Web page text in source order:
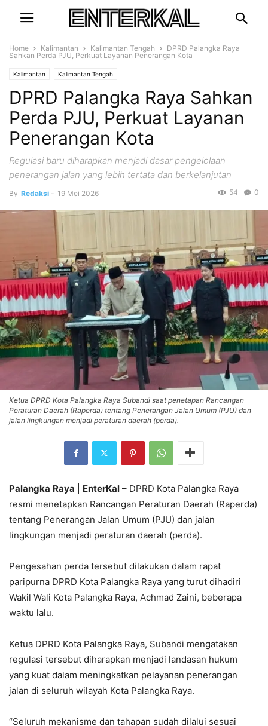
Home Kalimantan Kalimantan Tengah
DPRD Palangka Raya
Sahkan Perda PJU, Perkuat Layanan Penerangan Kota
Kalimantan Kalimantan Tengah
DPRD Palangka Raya Sahkan
Perda PJU, Perkuat Layanan
Penerangan Kota
Regulasi baru diharapkan menjadi dasar pengelolaan
penerangan jalan yang lebih tertata dan berkelanjutan
By Redaksi - 19 Mei 2026 0
54
Ketua DPRD Kota Palangka Raya Subandi saat penetapan Rancangan
Peraturan Daerah (Raperda) tentang Penerangan Jalan Umum (PJU) dan
jalan lingkungan menjadi peraturan daerah (perda).
Palangka Raya EnterKal – DPRD Kota Palangka Raya
resmi menetapkan Rancangan Peraturan Daerah (Raperda)
tentang Penerangan Jalan Umum (PJU) dan jalan
lingkungan menjadi peraturan daerah (perda).
Pengesahan perda tersebut dilakukan dalam rapat
paripurna DPRD Kota Palangka Raya yang turut dihadiri
Wakil Wali Kota Palangka Raya, Achmad Zaini, beberapa
waktu lalu.
Ketua DPRD Kota Palangka Raya, Subandi mengatakan
regulasi tersebut diharapkan menjadi landasan hukum
yang kuat dalam meningkatkan pelayanan penerangan
jalan di seluruh wilayah Kota Palangka Raya.
“Seluruh mekanisme dan tahapan sudah dilalui sesuai